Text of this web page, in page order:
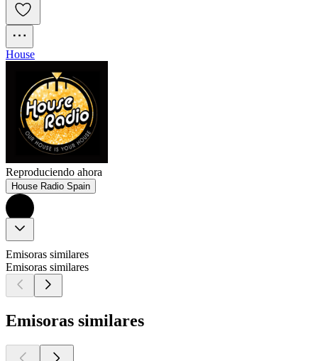
House
Reproduciendo ahora
House Radio Spain
Emisoras similares
Emisoras similares
Emisoras similares